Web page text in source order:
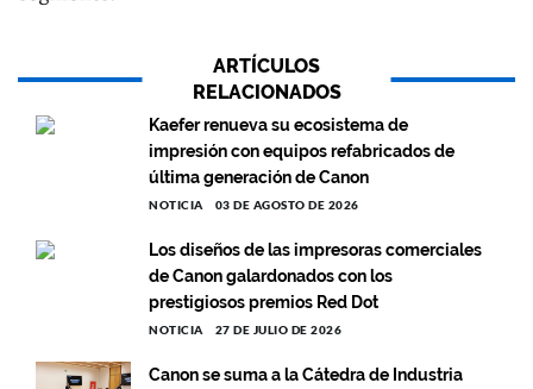
ARTÍCULOS
RELACIONADOS
Kaefer renueva su ecosistema de
impresión con equipos refabricados de
última generación de Canon
NOTICIA 03 DE AGOSTO DE 2026
Los diseños de las impresoras comerciales
de Canon galardonados con los
prestigiosos premios Red Dot
NOTICIA 27 DE JULIO DE 2026
Canon se suma a la Cátedra de Industria